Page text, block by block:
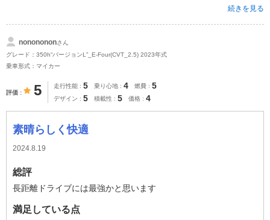
続きを見る
nononononさん
グレード：350h“バージョンL”_E-Four(CVT_2.5) 2023年式
乗車形式：マイカー
評価 5 走行性能 5 乗り心地 4 燃費 5
デザイン 5 積載性 5 価格 4
素晴らしく快適
2024.8.19
総評
長距離ドライブには最強かと思います
満足している点